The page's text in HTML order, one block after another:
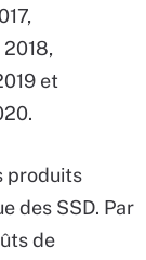
et
produits
des SSD. Par
de